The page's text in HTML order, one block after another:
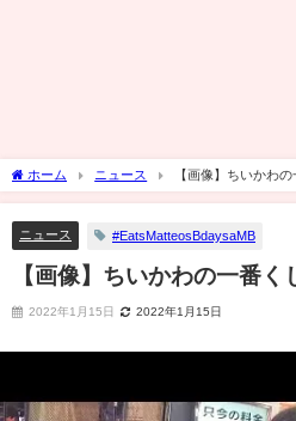
ホーム ニュース 【画像】ちいかわ
ニュース #EatsMatteosBdaysaMB
【画像】ちいかわの一番く
2022年1月15日 2022年1月15日